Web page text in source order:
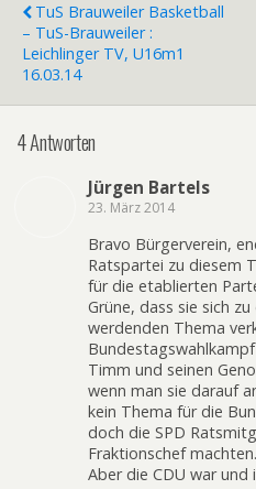
TuS Brauweiler Basketball
– TuS-Brauweiler :
Leichlinger TV, U16m1
16.03.14
4 Antworten
Jürgen Bartels
23. März 2014
Bravo Bürgerverein,
Ratspartei zu diesem
für die etablierten
Grüne, dass sie sich
werdenden Thema
Timm und seinen
wenn man sie darauf
kein Thema für die
doch die SPD
Fraktionschef machten.
Aber die CDU war